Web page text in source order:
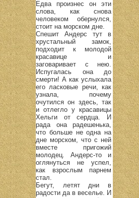
Едва произнес он эти
слова, как снова
человеком обернулся,
стоит на морском дне.
Спешит Андерс тут в
хрустальный замок,
подходит к молодой
красавице и
заговаривает с нею.
Испугалась она до
смерти! А как услыхала
его ласковые речи, как
узнала, почему
очутился он здесь, так
и отлегло у красавицы
Хельги от сердца. И
рада она радешенька,
что больше не одна на
дне морском, что с ней
вместе пригожий
молодец. Андерс-то и
оглянуться не успел,
как взрослым парнем
стал.
Бегут, летят дни в
радости да в веселье. И